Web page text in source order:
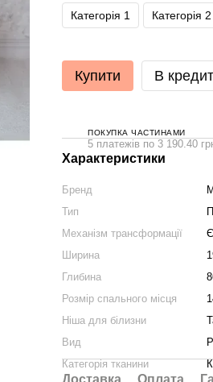
Категорія 1 Категорія 2
Купити В кредит
ПОКУПКА ЧАСТИНАМИ
5 платежів по 3 190.40
Характеристики
Бренд
Тип
Механізм трансформації
Ширина
Глибина
Розмір спального місця
Ніша для білизни
Вид
Категорія тканини
Доставка Оплата